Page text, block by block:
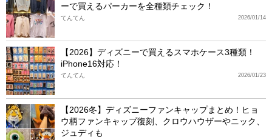
ーで買えるパーカーを全種類チェック！
2026/01/14
てんてん
【2026】ディズニーで買えるスマホケース3種類！
iPhone16対応！
2026/01/23
てんてん
【2026冬】ディズニーファンキャップまとめ！ヒョ
ウ柄ファンキャップ復刻、クロウハウザーやニック、
ジュディも